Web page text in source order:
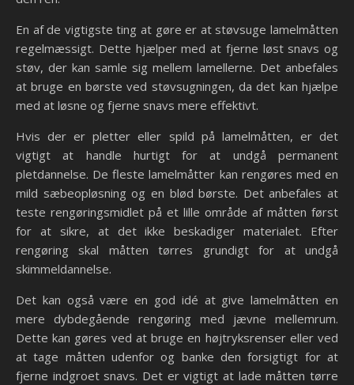
En af de vigtigste ting at gøre er at støvsuge lamelmåtten
regelmæssigt. Dette hjælper med at fjerne løst snavs og
støv, der kan samle sig mellem lamellerne. Det anbefales
at bruge en børste ved støvsugningen, da det kan hjælpe
med at løsne og fjerne snavs mere effektivt.
Hvis der er pletter eller spild på lamelmåtten, er det
vigtigt at handle hurtigt for at undgå permanent
pletdannelse. De fleste lamelmåtter kan rengøres med en
mild sæbeopløsning og en blød børste. Det anbefales at
teste rengøringsmidlet på et lille område af måtten først
for at sikre, at det ikke beskadiger materialet. Efter
rengøring skal måtten tørres grundigt for at undgå
skimmeldannelse.
Det kan også være en god idé at give lamelmåtten en
mere dybdegående rengøring med jævne mellemrum.
Dette kan gøres ved at bruge en højtryksrenser eller ved
at tage måtten udenfor og banke den forsigtigt for at
fjerne indgroet snavs. Det er vigtigt at lade måtten tørre